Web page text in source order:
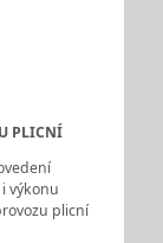
PLICNÍ
výkonu
plicní